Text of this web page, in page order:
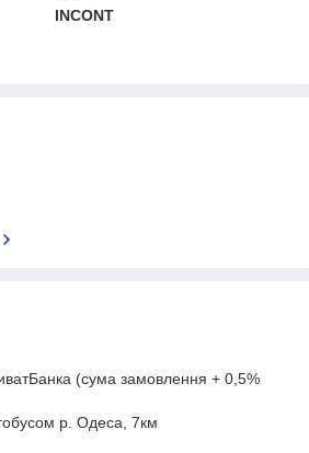
INCONT
(сума замовлення + 0,5%
р. Одеса, 7км